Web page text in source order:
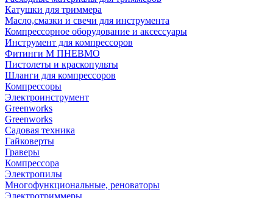
Катушки для триммера
Масло,смазки и свечи для инструмента
Компрессорное оборудование и аксессуары
Инструмент для компрессоров
Фитинги М ПНЕВМО
Пистолеты и краскопульты
Шланги для компрессоров
Компрессоры
Электроинструмент
Greenworks
Greenworks
Садовая техника
Гайковерты
Граверы
Компрессора
Электропилы
Многофункциональные, реноваторы
Электротриммеры